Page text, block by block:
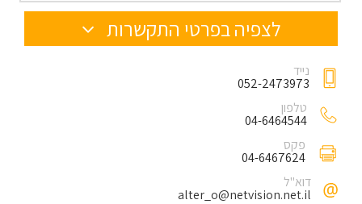
לצפיה בפרטי התקשרות
נייד
052-2473973
טלפון
04-6464544
פקס
04-6467624
דוא"ל
alter_o@netvision.net.il